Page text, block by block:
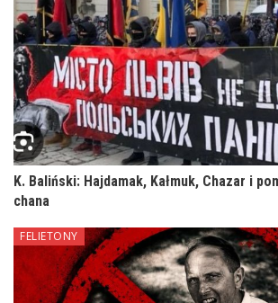
K. Baliński: Hajdamak, Kałmuk, Chazar i
chana
FELIETONY